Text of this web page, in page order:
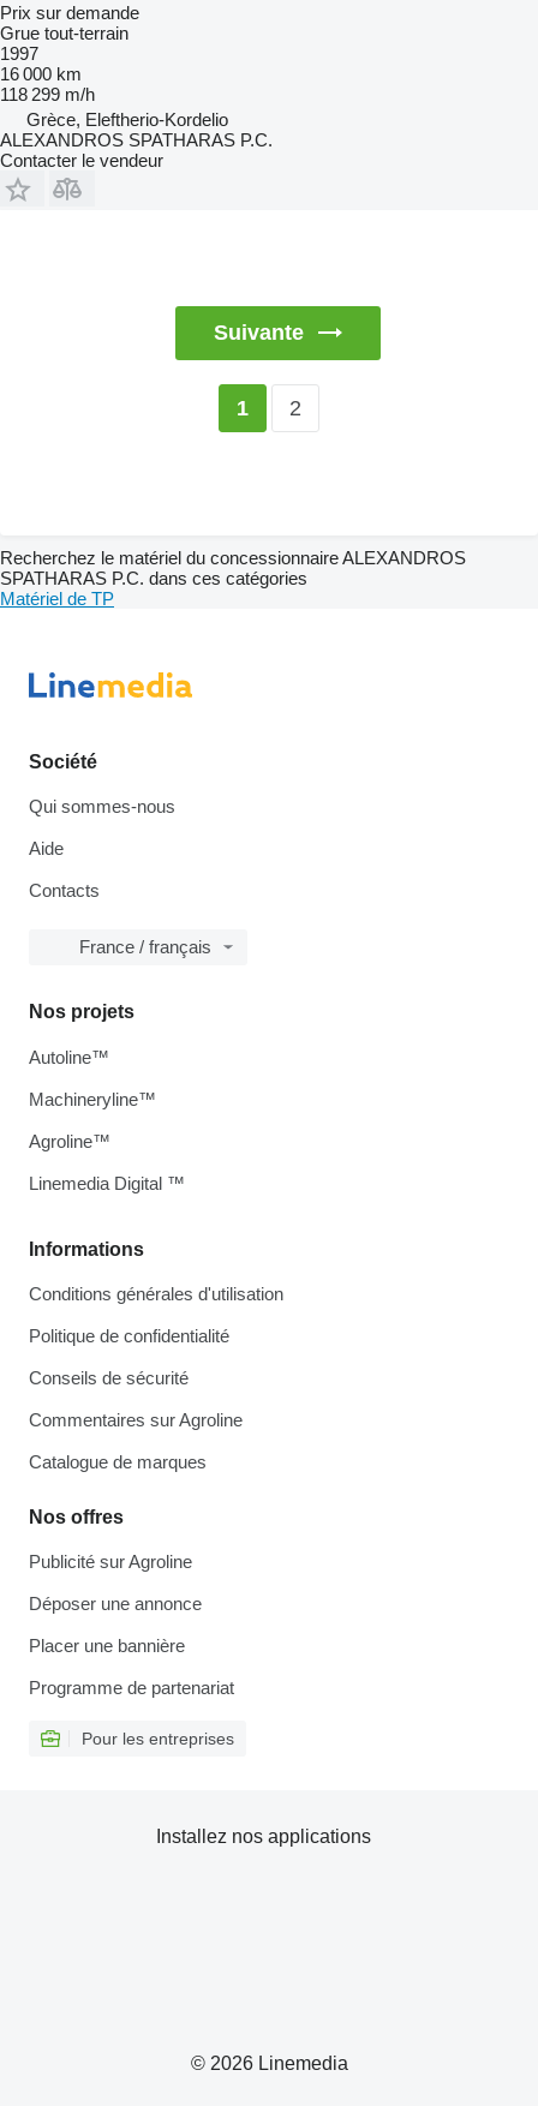
Prix sur demande
Grue tout-terrain
1997
16 000 km
118 299 m/h
Grèce, Eleftherio-Kordelio
ALEXANDROS SPATHARAS P.C.
Contacter le vendeur
Suivante
1 2
Recherchez le matériel du concessionnaire ALEXANDROS
SPATHARAS P.C. dans ces catégories
Matériel de TP
Société
Qui sommes-nous
Aide
Contacts
France / français
Informations
Conditions générales d'utilisation
Politique de confidentialité
Conseils de sécurité
Commentaires sur Agroline
Catalogue de marques
Nos offres
Publicité sur Agroline
Déposer une annonce
Placer une bannière
Programme de partenariat
Pour les entreprises
Nos projets
Autoline™
Machineryline™
Agroline™
Linemedia Digital ™
© 2026 Linemedia
Installez nos applications